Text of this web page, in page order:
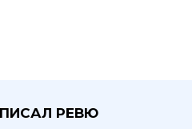
РЕВЮ